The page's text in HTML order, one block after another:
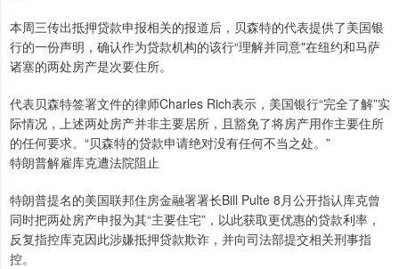
本周三传出抵押贷款申报相关的报道后，贝森特的代表提供了美国银
行的一份声明，确认作为贷款机构的该行“理解并同意"在纽约和马萨
诸塞的两处房产是次要住所。
代表贝森特签署文件的律师Charles Rich表示，美国银行“完全了解”实
际情况，上述两处房产并非主要居所，且豁免了将房产用作主要住所
的任何要求。“贝森特的贷款申请绝对没有任何不当之处。”
特朗普解雇库克遭法院阻止
特朗普提名的美国联邦住房金融署署长Bill Pulte 8月公开指认库克曾
同时把两处房产申报为其“主要住宅”，以此获取更优惠的贷款利率，
反复指控库克因此涉嫌抵押贷款欺诈，并向司法部提交相关刑事指
控。